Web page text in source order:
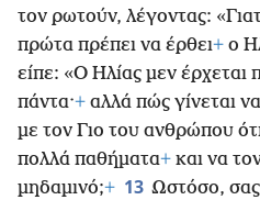
τον ρωτούν, λέγοντας:
πρώτα πρέπει να έρθει+ ο
είπε: «Ο Ηλίας μεν έρχεται
πάντα·+ αλλά πώς γίνεται
με τον Γιο του ανθρώπου
πολλά παθήματα+ και να
μηδαμινό;+ 13 Ωστόσο,